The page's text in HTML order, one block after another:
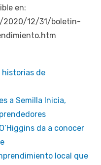
en:
2020/12/31/boletin-
historias de
a Semilla Inicia,
da a conocer
local que